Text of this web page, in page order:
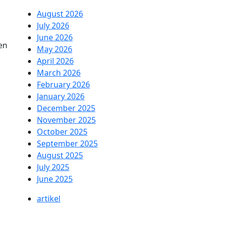
August 2026
July 2026
June 2026
May 2026
April 2026
March 2026
February 2026
January 2026
December 2025
November 2025
October 2025
September 2025
August 2025
July 2025
June 2025
artikel